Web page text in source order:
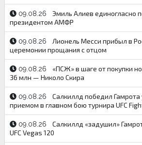
09.08.26
Эмиль Алиев единогласно
президентом АМФР
09.08.26
Лионель Месси прибыл в
церемонии прощания с отцом
09.08.26
«ПСЖ» в шаге от покупки
36 млн — Николо Скира
09.08.26
Салкиллд победил
приемом в главном бою турнира UFC
09.08.26
Салкиллд «задушил»
UFC Vegas 120